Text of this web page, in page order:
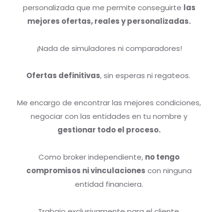
personalizada que me permite conseguirte las
mejores ofertas, reales y personalizadas.
¡Nada de simuladores ni comparadores!
Ofertas definitivas, sin esperas ni regateos.
Me encargo de encontrar las mejores condiciones,
negociar con las entidades en tu nombre y
gestionar todo el proceso.
Como broker independiente, no tengo
compromisos ni vinculaciones con ninguna
entidad financiera.